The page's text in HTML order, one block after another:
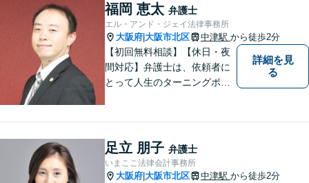
福岡 恵太 弁護士
エル・アンド・ジェイ法律事務所
大阪府 大阪市北区 中津駅 から徒歩2分
【初回無料相談】【休日・夜
間対応】弁護士は、依頼者に
とって人生のターニングポイ
え込むことなくまずはご相談
ください。【完全個室対応】
詳細を見
る
足立 朋子 弁護士
いまここ法律会計事務所
大阪府 大阪市北区 中津駅 から徒歩2分